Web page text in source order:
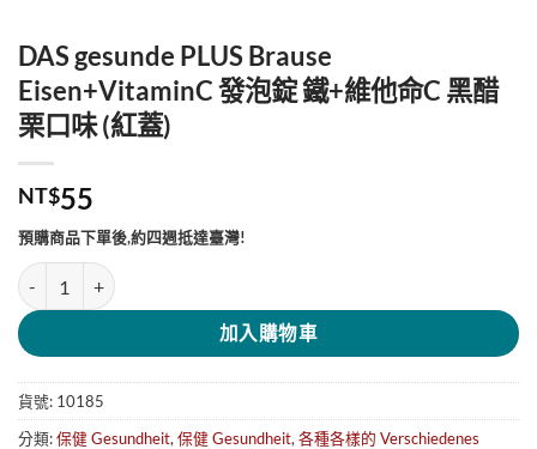
DAS gesunde PLUS Brause
Eisen+VitaminC 發泡錠 鐵+維他命C 黑醋
栗口味 (紅蓋)
NT$55
預購商品下單後,約四週抵達臺灣!
DAS gesunde PLUS Brause Eisen+VitaminC 發泡錠 鐵+維他命C 黑醋
加入購物車
貨號: 10185
分類:保健 Gesundheit, 保健 Gesundheit, 各種各樣的 Verschiedenes